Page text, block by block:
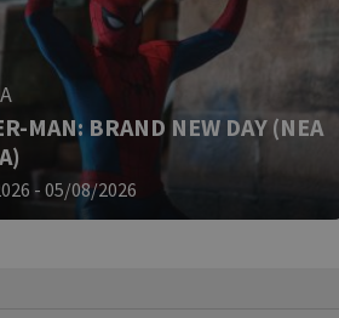
MAN: BRAND NEW DAY (ΝΕΑ
- 05/08/2026
LangCookie